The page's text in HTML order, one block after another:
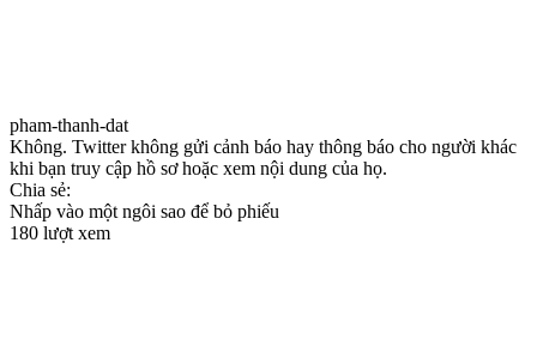
pham-thanh-dat
Không. Twitter không gửi cảnh báo hay thông báo cho người khác
khi bạn truy cập hồ sơ hoặc xem nội dung của họ.
Chia sẻ:
Nhấp vào một ngôi sao để bỏ phiếu
180 lượt xem